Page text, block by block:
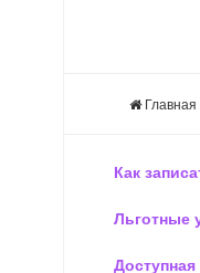
Главная
Как
Льготные